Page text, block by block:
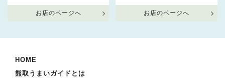
お店のページへ お店のページへ
HOME
熊取うまいガイドとは